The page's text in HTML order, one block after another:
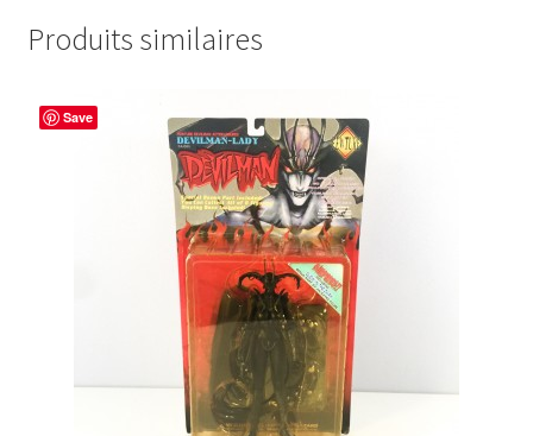
Produits similaires
Save